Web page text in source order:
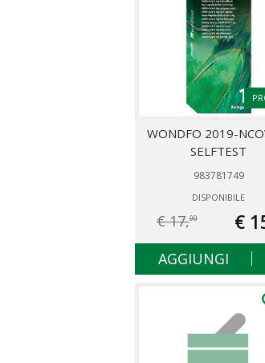
WONDFO 2019-
SELFTEST
983781749
DISPONIBILE
€ 17,00 €
AGGIUNGI